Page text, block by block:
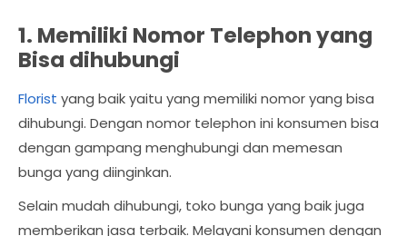
1. Memiliki Nomor Telephon yang
Bisa dihubungi
Florist yang baik yaitu yang memiliki nomor yang bisa
dihubungi. Dengan nomor telephon ini konsumen bisa
dengan gampang menghubungi dan memesan
bunga yang diinginkan.
Selain mudah dihubungi, toko bunga yang baik juga
memberikan jasa terbaik. Melayani konsumen dengan